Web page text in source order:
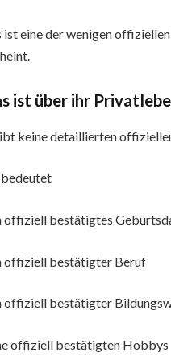
ist eine der wenigen
ist über ihr
keine detaillierten
bedeutet
offiziell bestätigtes
offiziell bestätigter Beruf
offiziell bestätigter
offiziell bestätigten Hobbys